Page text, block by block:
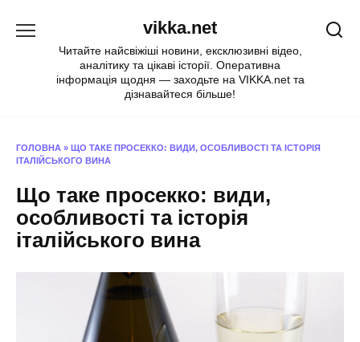
vikka.net
Читайте найсвіжіші новини, ексклюзивні відео,
аналітику та цікаві історії. Оперативна
інформація щодня — заходьте на VIKKA.net та
дізнавайтеся більше!
ГОЛОВНА » ЩО ТАКЕ ПРОСЕККО: ВИДИ, ОСОБЛИВОСТІ ТА ІСТОРІЯ
ІТАЛІЙСЬКОГО ВИНА
Що таке просекко: види,
особливості та історія
італійського вина